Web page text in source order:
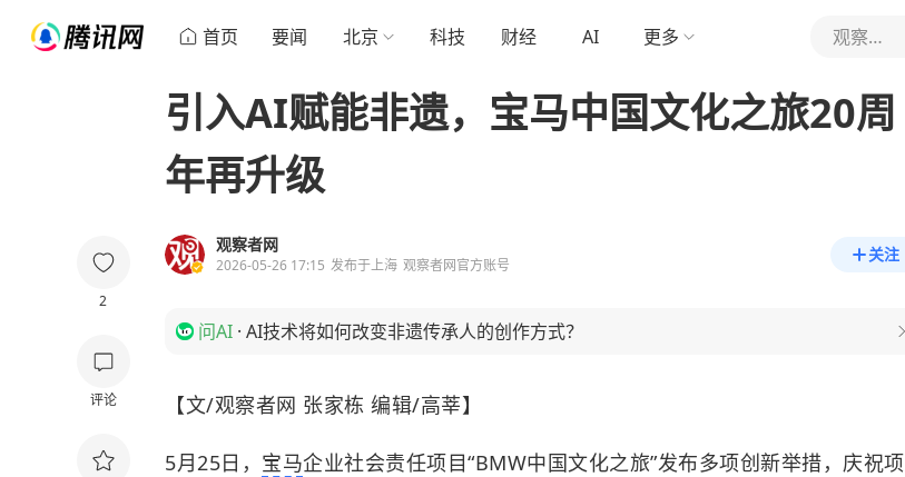
首页 要闻 北京 科技 财经 AI 更多 观察者网
2
评论
引入AI赋能非遗，宝马中国文化之旅20周
年再升级
观察者网
2026-05-26 17:15 发布于上海 观察者网官方账号
关注
问AI · AI技术将如何改变非遗传承人的创作方式？
【文/观察者网 张家栋 编辑/高莘】
5月25日， 宝马企业社会责任项目“BMW中国文化之旅”发布多项创新举措，庆祝项